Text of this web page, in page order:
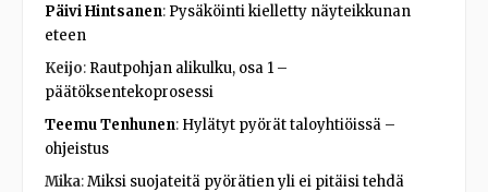
Päivi Hintsanen: Pysäköinti kielletty näyteikkunan
eteen
Keijo: Rautpohjan alikulku, osa 1 –
päätöksentekoprosessi
Teemu Tenhunen: Hylätyt pyörät taloyhtiöissä –
ohjeistus
Mika:Miksi suojateitä pyörätien yli ei pitäisi tehdä